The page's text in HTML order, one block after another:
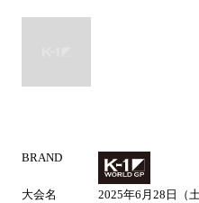
BRAND
大会名
2025年6月28日（